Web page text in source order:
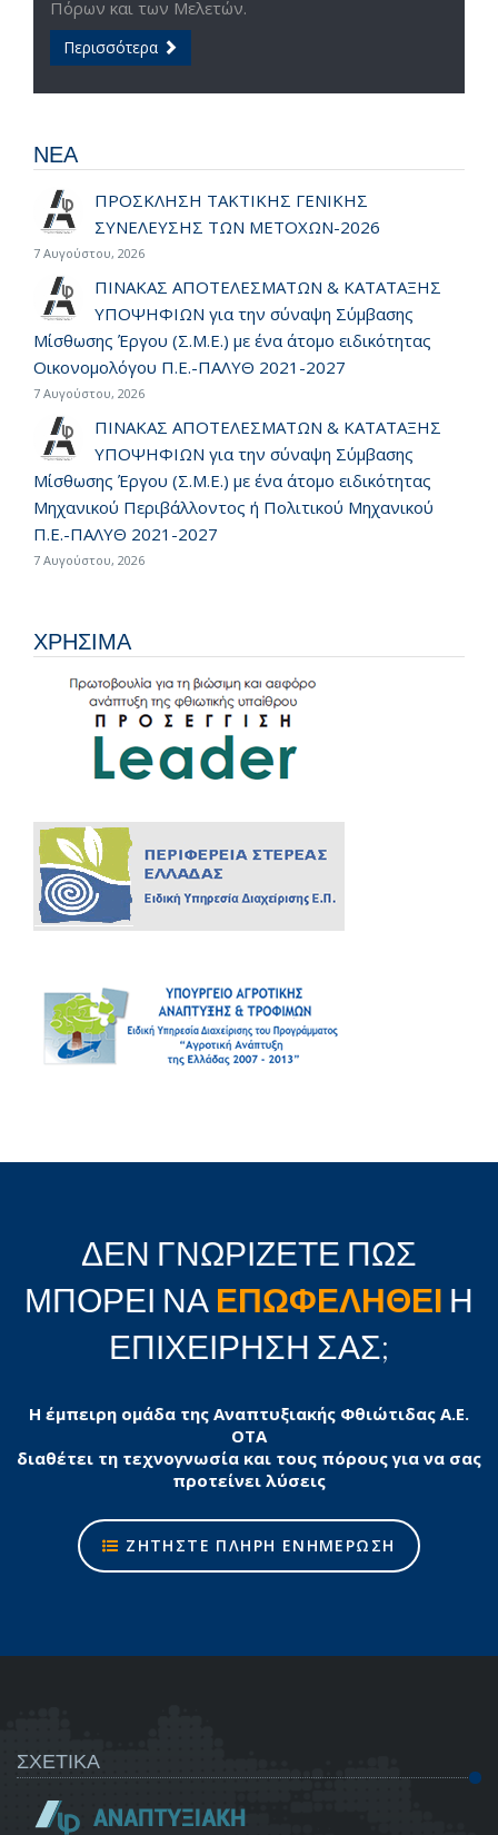
Πόρων και των Μελετών.
Περισσότερα
ΝΕΑ
ΠΡΟΣΚΛΗΣΗ ΤΑΚΤΙΚΗΣ ΓΕΝΙΚΗΣ
ΣΥΝΕΛΕΥΣΗΣ ΤΩΝ ΜΕΤΟΧΩΝ-2026
7 Αυγούστου, 2026
ΠΙΝΑΚΑΣ ΑΠΟΤΕΛΕΣΜΑΤΩΝ & ΚΑΤΑΤΑΞΗΣ
ΥΠΟΨΗΦΙΩΝ για την σύναψη Σύμβασης
Μίσθωσης Έργου (Σ.Μ.Ε.) με ένα άτομο ειδικότητας
Οικονομολόγου Π.Ε.-ΠΑΛΥΘ 2021-2027
7 Αυγούστου, 2026
ΠΙΝΑΚΑΣ ΑΠΟΤΕΛΕΣΜΑΤΩΝ & ΚΑΤΑΤΑΞΗΣ
ΥΠΟΨΗΦΙΩΝ για την σύναψη Σύμβασης
Μίσθωσης Έργου (Σ.Μ.Ε.) με ένα άτομο ειδικότητας
Μηχανικού Περιβάλλοντος ή Πολιτικού Μηχανικού
Π.Ε.-ΠΑΛΥΘ 2021-2027
7 Αυγούστου, 2026
ΧΡΗΣΙΜΑ
ΔΕΝ ΓΝΩΡΙΖΕΤΕ ΠΩΣ
ΜΠΟΡΕΙ ΝΑ ΕΠΩΦΕΛΗΘΕΙ Η
ΕΠΙΧΕΙΡΗΣΗ ΣΑΣ;
Η έμπειρη ομάδα της Αναπτυξιακής Φθιώτιδας Α.Ε.
ΟΤΑ
διαθέτει τη τεχνογνωσία και τους πόρους για να σας
προτείνει λύσεις
ΖΗΤΗΣΤΕ ΠΛΗΡΗ ΕΝΗΜΕΡΩΣΗ
ΣΧΕΤΙΚΑ